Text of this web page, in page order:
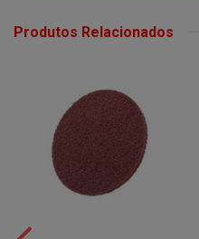
Produtos Relacionados